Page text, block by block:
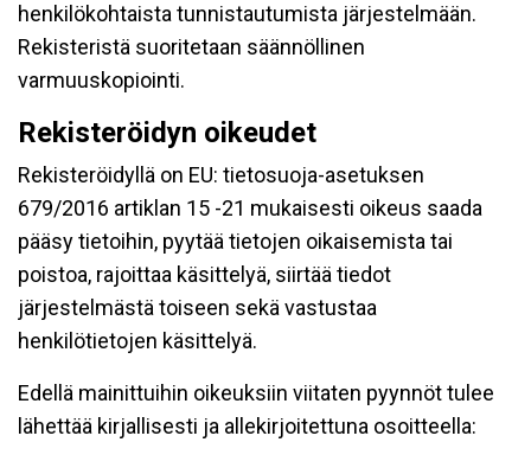
henkilökohtaista tunnistautumista järjestelmään.
Rekisteristä suoritetaan säännöllinen
varmuuskopiointi.
Rekisteröidyn oikeudet
Rekisteröidyllä on EU: tietosuoja-asetuksen
679/2016 artiklan 15 -21 mukaisesti oikeus saada
pääsy tietoihin, pyytää tietojen oikaisemista tai
poistoa, rajoittaa käsittelyä, siirtää tiedot
järjestelmästä toiseen sekä vastustaa
henkilötietojen käsittelyä.
Edellä mainittuihin oikeuksiin viitaten pyynnöt tulee
lähettää kirjallisesti ja allekirjoitettuna osoitteella: